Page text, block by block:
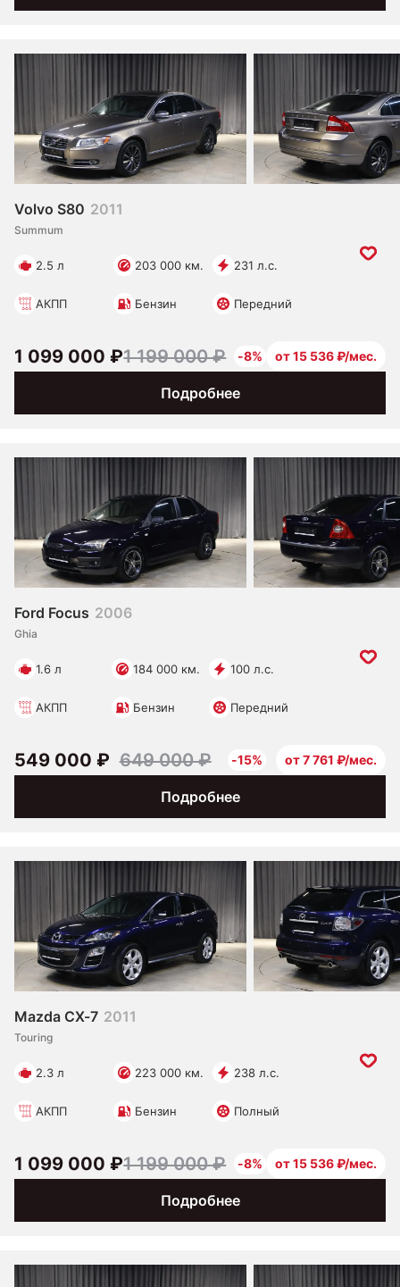
Volvo S80 2011
Summum
2.5 л 203 000 км. 231 л.с.
АКПП Бензин Передний
Подробнее
1 099 000 ₽1 199 000 ₽ -8% от 15 536 ₽/мес.
Ford Focus 2006
Ghia
1.6 л 184 000 км. 100 л.с.
АКПП Бензин Передний
Подробнее
549 000 ₽ 649 000 ₽ -15% от 7 761 ₽/мес.
Mazda CX-7 2011
Touring
2.3 л 223 000 км. 238 л.с.
АКПП Бензин Полный
Подробнее
1 099 000 ₽1 199 000 ₽ -8% от 15 536 ₽/мес.